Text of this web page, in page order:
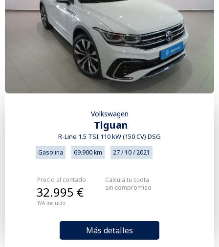
Volkswagen
Tiguan
R-Line 1.5 TSI 110 kW (150 CV) DSG
Gasolina 69.900 km 27 / 10 / 2021
Precio al contado
IVA incluido
32.995 €
Más detalles
Calcula tu cuota
sin compromiso